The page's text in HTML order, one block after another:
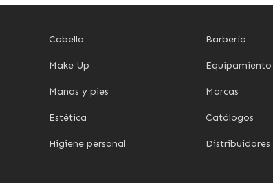
Cabello
Make Up
Manos y pies
Estética
Higiene personal
Barbería
Equipamiento
Marcas
Catálogos
Distribuidores